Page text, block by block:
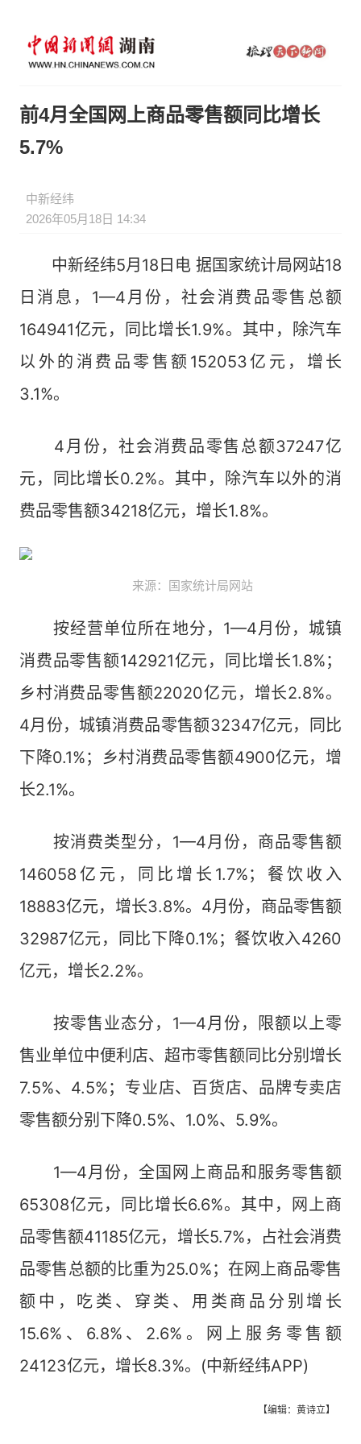
前4月全国网上商品零售额同比增长
5.7%
中新经纬
2026年05月18日 14:34
中新经纬5月18日电 据国家统计局网站18
日消息，1—4月份，社会消费品零售总额
164941亿元，同比增长1.9%。其中，除汽车
以外的消费品零售额152053亿元，增长
3.1%。
4月份，社会消费品零售总额37247亿
元，同比增长0.2%。其中，除汽车以外的消
费品零售额34218亿元，增长1.8%。
来源：国家统计局网站
按经营单位所在地分，1—4月份，城镇
消费品零售额142921亿元，同比增长1.8%；
乡村消费品零售额22020亿元，增长2.8%。
4月份，城镇消费品零售额32347亿元，同比
下降0.1%；乡村消费品零售额4900亿元，增
长2.1%。
按消费类型分，1—4月份，商品零售额
146058亿元，同比增长1.7%；餐饮收入
18883亿元，增长3.8%。4月份，商品零售额
32987亿元，同比下降0.1%；餐饮收入4260
亿元，增长2.2%。
按零售业态分，1—4月份，限额以上零
售业单位中便利店、超市零售额同比分别增长
7.5%、4.5%；专业店、百货店、品牌专卖店
零售额分别下降0.5%、1.0%、5.9%。
1—4月份，全国网上商品和服务零售额
65308亿元，同比增长6.6%。其中，网上商
品零售额41185亿元，增长5.7%，占社会消费
品零售总额的比重为25.0%；在网上商品零售
额中，吃类、穿类、用类商品分别增长
15.6%、6.8%、2.6%。网上服务零售额
24123亿元，增长8.3%。(中新经纬APP)
【编辑：黄诗立】